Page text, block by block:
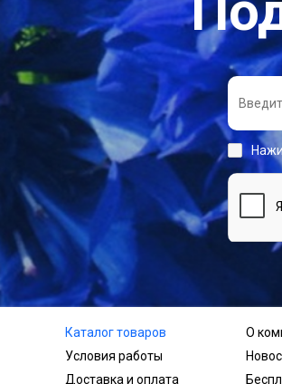
Каталог товаров
Условия работы
Доставка и оплата
О